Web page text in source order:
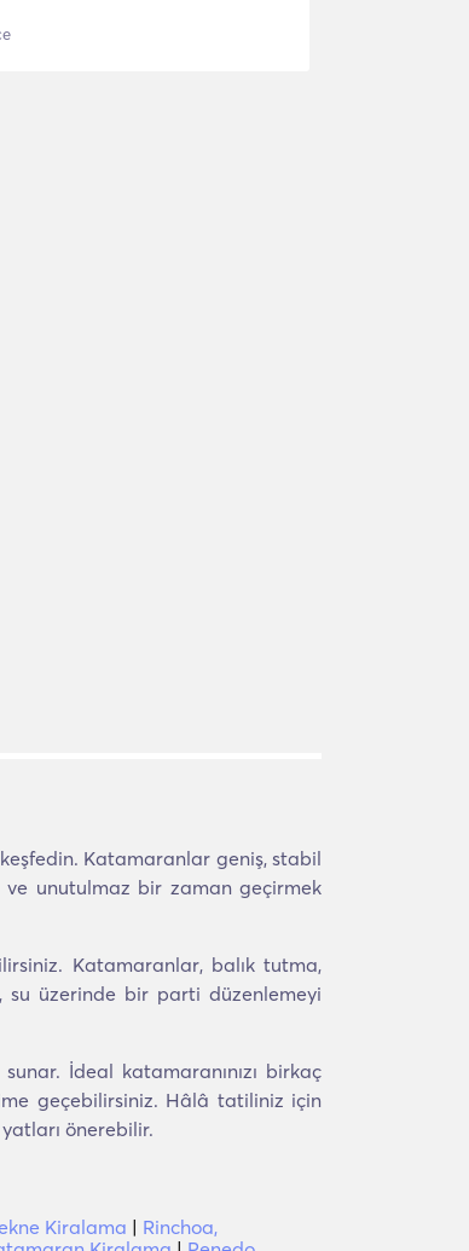
Katamaranlar geniş, stabil
ve unutulmaz bir zaman geçirmek
Katamaranlar, balık tutma,
su üzerinde bir parti düzenlemeyi
İdeal katamaranınızı birkaç
geçebilirsiniz. Hâlâ tatiliniz için
önerebilir.
Kiralama | Rinchoa,